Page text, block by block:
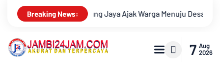
Breaking News:
Desa Mandiri 2026 Pemkab Muarojambi Mediasi Konflik
7 Aug
2026